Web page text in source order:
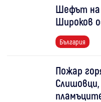
Шефът на
Широков
България
Пожар